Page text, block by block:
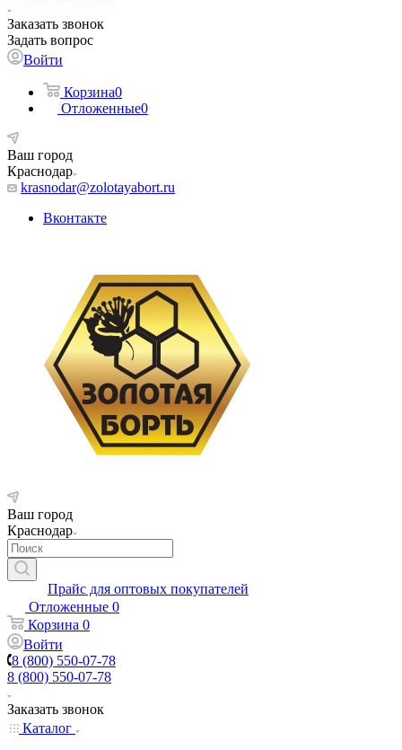
Заказать звонок
Задать вопрос
Войти
Корзина0
Отложенные0
Ваш город
Краснодар
krasnodar@zolotayabort.ru
Вконтакте
Ваш город
Краснодар
Прайс для оптовых покупателей
Отложенные 0
Корзина 0
Войти
8 (800) 550-07-78
8 (800) 550-07-78
Заказать звонок
Каталог